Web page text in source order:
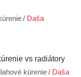
/ Daša
vs radiátory
kúrenie/ Daša